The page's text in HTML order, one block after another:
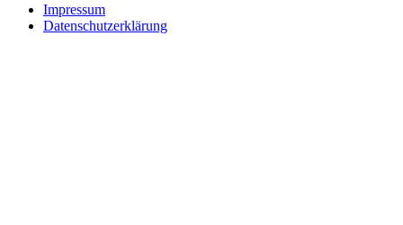
Impressum
Datenschutzerklärung